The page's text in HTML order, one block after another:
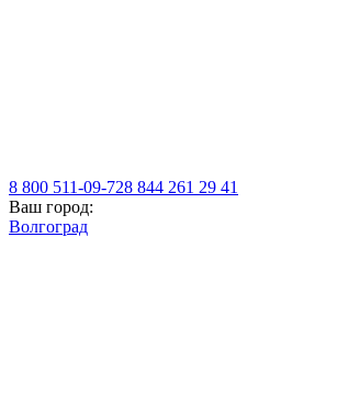
8 800 511-09-728 844 261 29 41
Ваш город:
Волгоград